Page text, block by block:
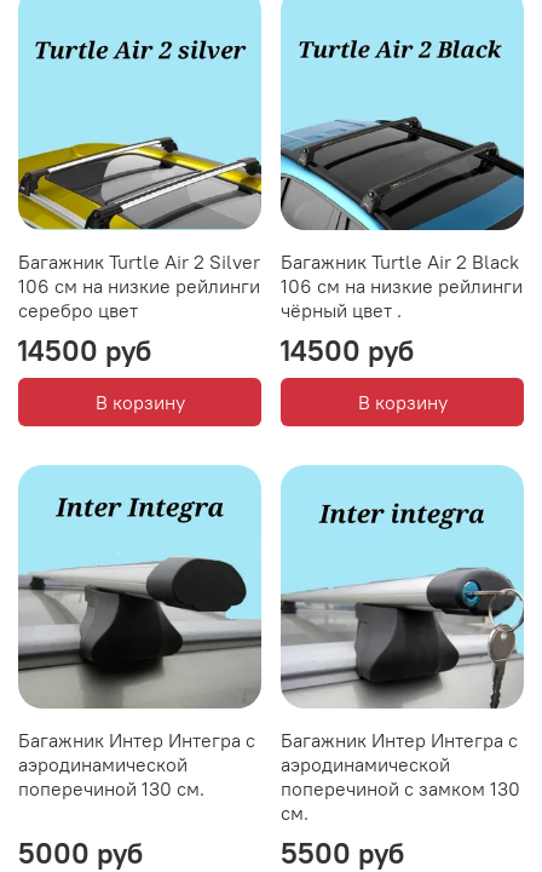
Багажник Turtle Air 2 Silver
106 см на низкие рейлинги
серебро цвет
14500 руб
В корзину
Багажник Turtle Air 2 Black
106 см на низкие рейлинги
чёрный цвет .
14500 руб
В корзину
Багажник Интер Интегра с
аэродинамической
поперечиной 130 см.
5000 руб
Багажник Интер Интегра с
аэродинамической
поперечиной с замком 130
см.
5500 руб